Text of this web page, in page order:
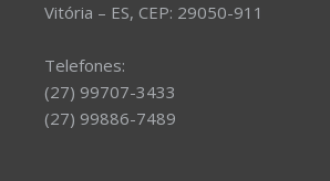
Vitória – ES, CEP: 29050-911
Telefones:
(27) 99707-3433
(27) 99886-7489